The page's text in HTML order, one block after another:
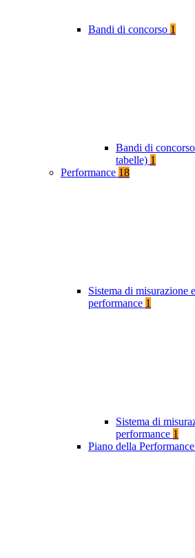
Bandi di concorso 1
Bandi di
tabelle) 1
Performance 18
Sistema di misurazione
performance 1
Sistema di
performance 1
Piano della Performance